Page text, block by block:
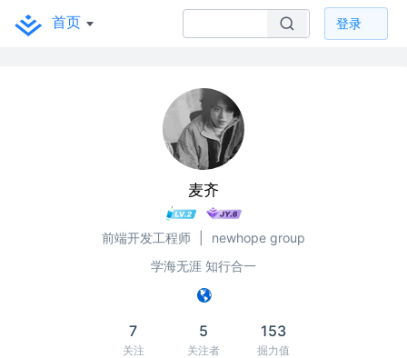
首页 登录
麦齐
前端开发工程师
newhope group
学海无涯 知行合一
7
关注
5
关注者
153
掘力值